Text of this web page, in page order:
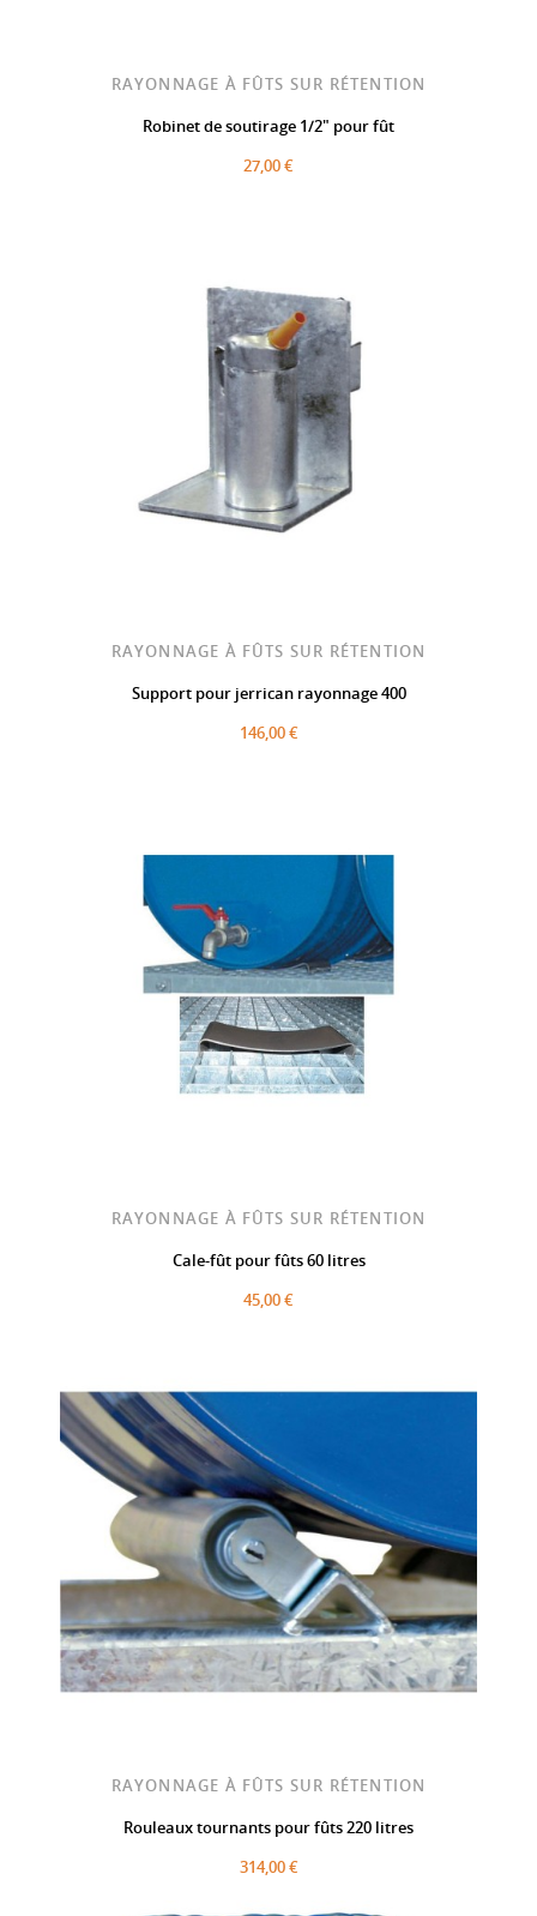
RAYONNAGE À FÛTS SUR RÉTENTION
Robinet de soutirage 1/2" pour fût
27,00 €
RAYONNAGE À FÛTS SUR RÉTENTION
Support pour jerrican rayonnage 400
146,00 €
RAYONNAGE À FÛTS SUR RÉTENTION
Cale-fût pour fûts 60 litres
45,00 €
RAYONNAGE À FÛTS SUR RÉTENTION
Rouleaux tournants pour fûts 220 litres
314,00 €